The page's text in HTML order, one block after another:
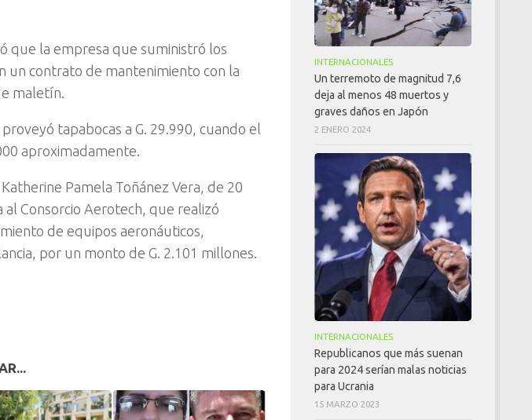
que la empresa que suministró los
un contrato de mantenimiento con la
maletín.
tapabocas a G. 29.990, cuando el
aproximadamente.
Pamela Toñánez Vera, de 20
Consorcio Aerotech, que realizó
de equipos aeronáuticos,
por un monto de G. 2.101 millones.
INTERNACIONALES
Un terremoto de magnitud 7,6
deja al menos 48 muertos y
graves daños en Japón
2 ENERO 2024
INTERNACIONALES
Republicanos que más suenan
para 2024 serían malas noticias
para Ucrania
15 MARZO 2023